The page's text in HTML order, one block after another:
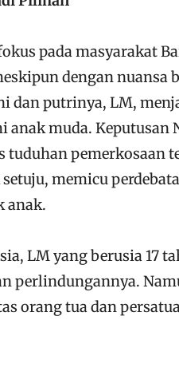
pada masyarakat
dengan nuansa
dan putrinya, LM,
anak muda.
tuduhan pemerkosaan
memicu
anak.
LM yang berusia 17
perlindungannya.
orang tua dan